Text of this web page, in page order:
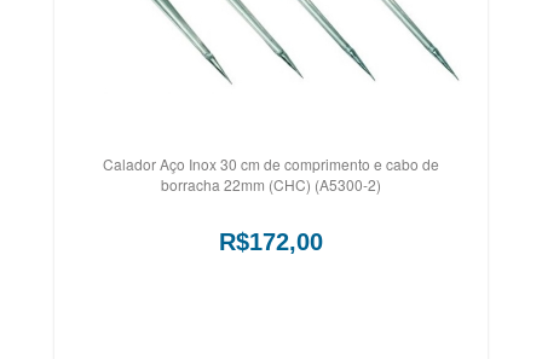
Calador Aço Inox 30 cm de comprimento e cabo de
borracha 22mm (CHC) (A5300-2)
R$172,00